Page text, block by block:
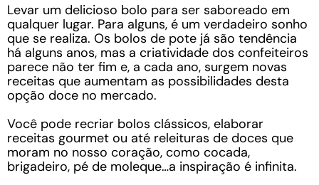
Levar um delicioso bolo para ser saboreado em
qualquer lugar. Para alguns, é um verdadeiro sonho
que se realiza. Os bolos de pote já são tendência
há alguns anos, mas a criatividade dos confeiteiros
parece não ter fim e, a cada ano, surgem novas
receitas que aumentam as possibilidades desta
opção doce no mercado.
Você pode recriar bolos clássicos, elaborar
receitas gourmet ou até releituras de doces que
moram no nosso coração, como cocada,
brigadeiro, pé de moleque…a inspiração é infinita.